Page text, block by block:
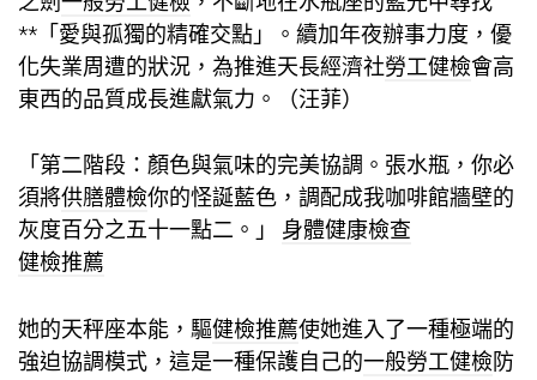
**「愛與孤獨的精確交點」。續加年夜辦事力度，優
化失業周遭的狀況，為推進天長經濟社勞工健檢會高
東西的品質成長進獻氣力。
（汪菲）
「第二階段：顏色與氣味的完美協調。張水瓶，你必
須將供膳體檢你的怪誕藍色，調配成我咖啡館牆壁的
灰度百分之五十一點二。」 身體健康檢查
健檢推薦
她的天秤座本能，驅健檢推薦使她進入了一種極端的
強迫協調模式，這是一種保護自己的一般勞工健檢防